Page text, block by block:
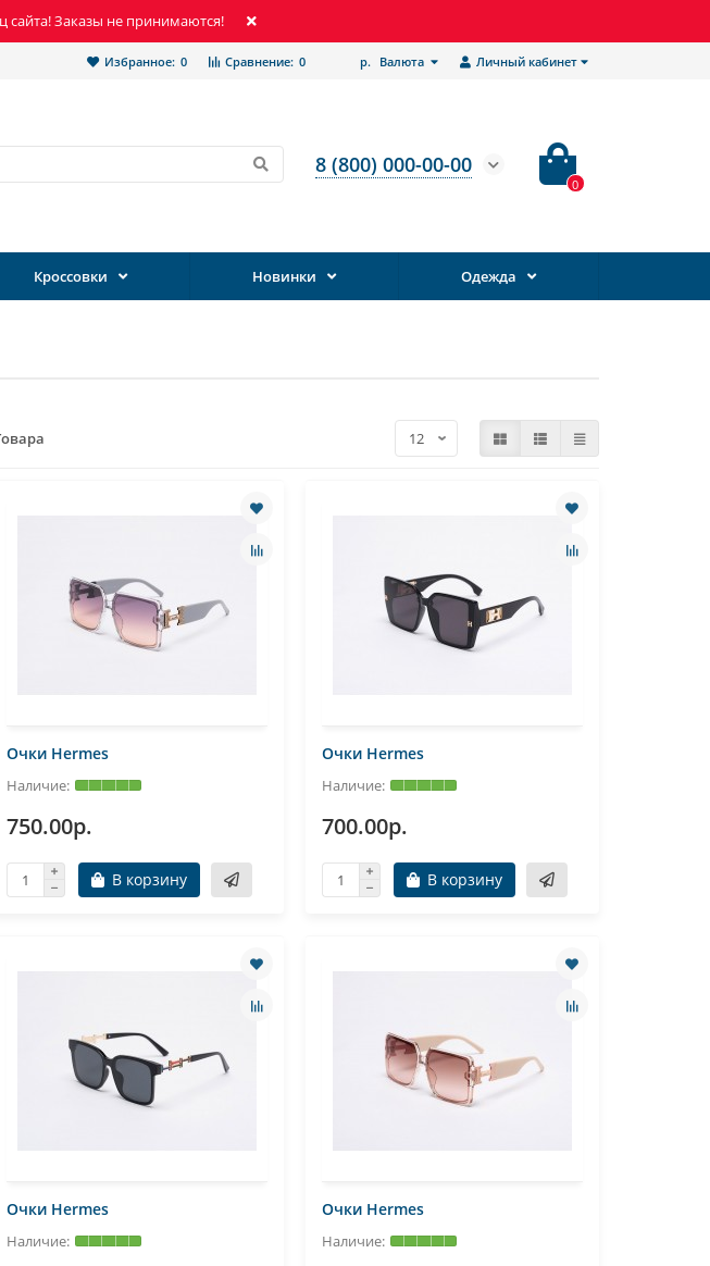
Заказы не принимаются!
Личный кабинет
р. Валюта
Сравнение: 0
Избранное: 0
8 (800) 000-00-00
0
Кроссовки Новинки Одежда
Очки Hermes
750.00р.
В корзину
Очки Hermes
700.00р.
В корзину
Очки Hermes Очки Hermes